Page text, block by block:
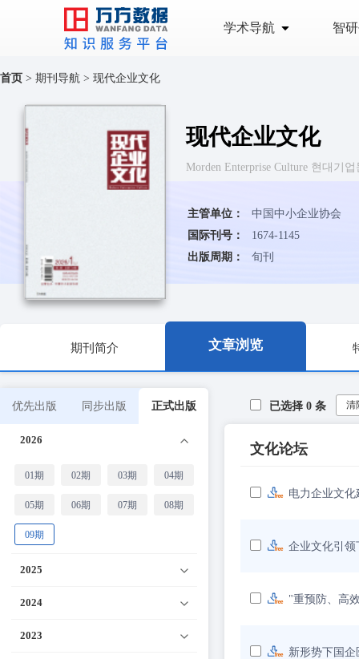
学术导航 智
首页 > 期刊导航 > 现代企业文化
现代企业文化
Morden Enterprise Culture 현대기
主管单位：
中国中小企业协会
国际刊号：
1674-1145
出版周期：
旬刊
期刊简介 文章浏览
优先出版 同步出版 正式出版
2026
01期 02期 03期 04期
05期 06期 07期 08期
09期
2025
2024
2023
已选择 0 条 清
文化论坛
电力企业文
企业文化引
"重预防、高
新形势下国